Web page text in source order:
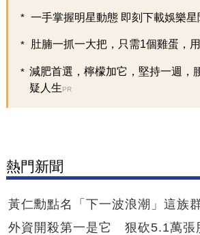
一手掌握明星動態 即刻下載娛樂星
肚腩一抓一大把，只需1個雞蛋，
減肥首選，檸檬加它，堅持一週，
疑人生PR
熱門新聞
黃仁勳點名「下一波浪潮」這族
外資開殺第一是它 狠砍5.1萬張